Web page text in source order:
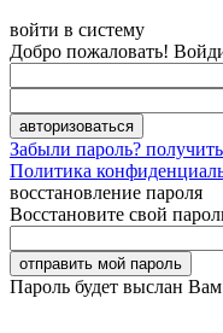
войти в систему
Добро пожаловать!
Забыли пароль?
Политика
восстановление пароля
Восстановите свой
Пароль будет выслан